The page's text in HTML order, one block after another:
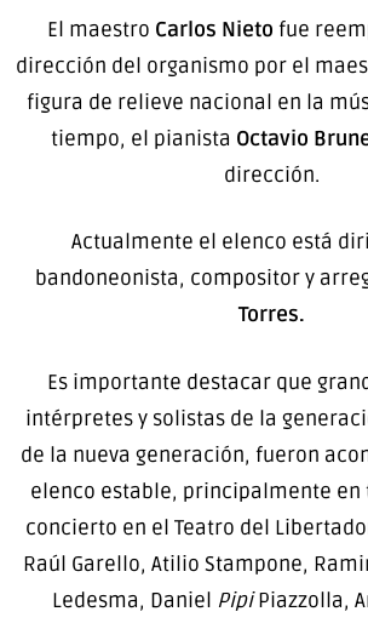
El maestro Carlos Nieto fue
dirección del organismo por el
figura de relieve nacional en la
tiempo, el pianista Octavio
dirección.
Actualmente el elenco está
bandoneonista, compositor y
Torres.
Es importante destacar que
intérpretes y solistas de la
de la nueva generación, fueron
elenco estable, principalmente en
concierto en el Teatro del
Raúl Garello, Atilio Stampone,
Ledesma, Daniel PipiPiazzolla,